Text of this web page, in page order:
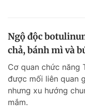
Ngộ độc
chả, bánh mì và
Cơ quan chức năng
được mối liên quan
nhưng xu hướng
mắm.